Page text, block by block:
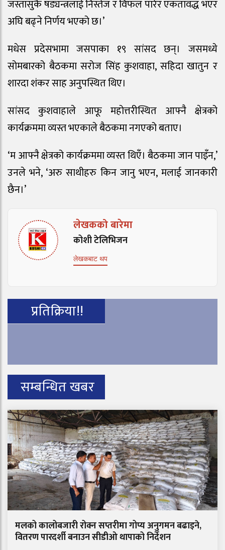
जस्तासुकै षड्यन्त्रलाई निस्तेज र विफल पारेर एकतावद्ध भएर
अघि बढ्ने निर्णय भएको छ।’
मधेस प्रदेसभामा जसपाका १९ सांसद छन्। जसमध्ये
सोमबारको बैठकमा सरोज सिंह कुशवाहा, सहिदा खातुन र
शारदा शंकर साह अनुपस्थित थिए।
सांसद कुशवाहाले आफू महोत्तरीस्थित आफ्नै क्षेत्रको
कार्यक्रममा व्यस्त भएकाले बैठकमा नगएको बताए।
‘म आफ्नै क्षेत्रको कार्यक्रममा व्यस्त थिएँ। बैठकमा जान पाइँन,’
उनले भने, ‘अरु साथीहरु किन जानु भएन, मलाई जानकारी
छैन।’
लेखकको बारेमा
कोशी टेलिभिजन
लेखकबाट थप
प्रतिक्रिया!!
सम्बन्धित खबर
मलको कालोबजारी रोक्न सप्तरीमा गोप्य अनुगमन बढाइने,
वितरण पारदर्शी बनाउन सीडीओ थापाको निर्देशन